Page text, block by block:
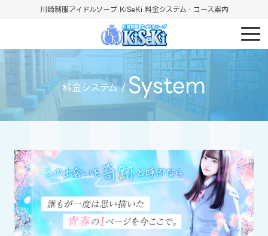
川崎制服アイドルソープ KiSeKi 料金システム・コース案内
料金システム / System